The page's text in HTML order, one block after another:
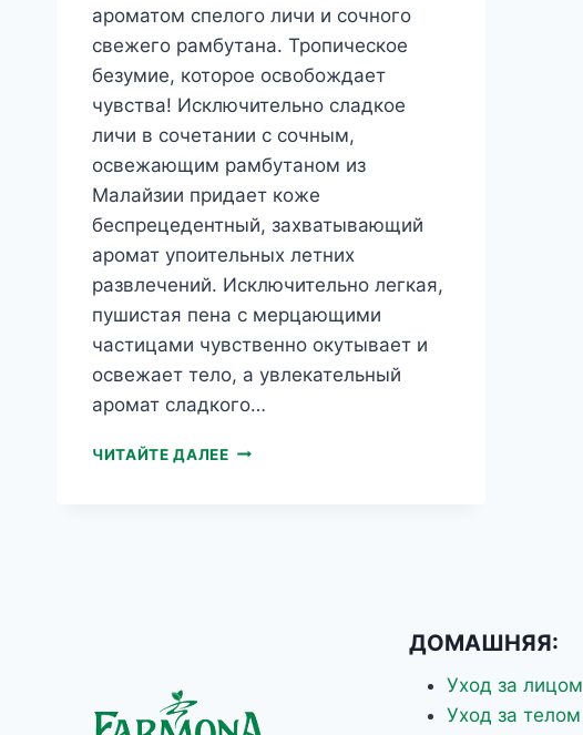
ароматом спелого личи и сочного
свежего рамбутана. Тропическое
безумие, которое освобождает
чувства! Исключительно сладкое
личи в сочетании с сочным,
освежающим рамбутаном из
Малайзии придает коже
беспрецедентный, захватывающий
аромат упоительных летних
развлечений. Исключительно легкая,
пушистая пена с мерцающими
частицами чувственно окутывает и
освежает тело, а увлекательный
аромат сладкого…
ЧИТАЙТЕ ДАЛЕЕГЕЛЬ-
500МЛ
ДОМАШНЯЯ:
Уход за лицом
Уход за телом